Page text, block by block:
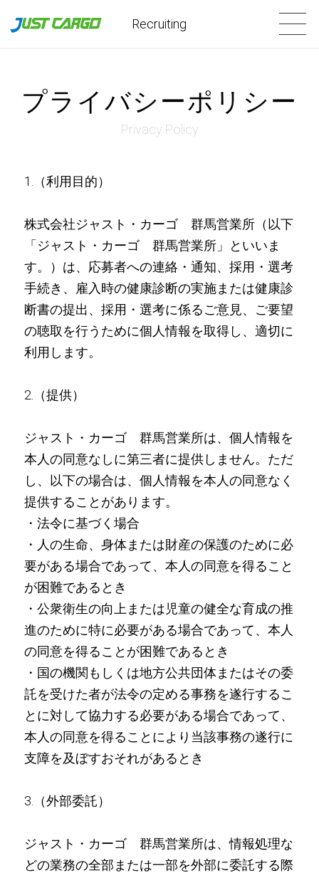
Recruiting
プライバシーポリシー
Privacy Policy
1.（利用目的）
株式会社ジャスト・カーゴ 群馬営業所（以下
「ジャスト・カーゴ 群馬営業所」といいま
す。）は、応募者への連絡・通知、採用・選考
手続き、雇入時の健康診断の実施または健康診
断書の提出、採用・選考に係るご意見、ご要望
の聴取を行うために個人情報を取得し、適切に
利用します。
2.（提供）
ジャスト・カーゴ 群馬営業所は、個人情報を
本人の同意なしに第三者に提供しません。ただ
し、以下の場合は、個人情報を本人の同意なく
提供することがあります。
・法令に基づく場合
・人の生命、身体または財産の保護のために必
要がある場合であって、本人の同意を得ること
が困難であるとき
・公衆衛生の向上または児童の健全な育成の推
進のために特に必要がある場合であって、本人
の同意を得ることが困難であるとき
・国の機関もしくは地方公共団体またはその委
託を受けた者が法令の定める事務を遂行するこ
とに対して協力する必要がある場合であって、
本人の同意を得ることにより当該事務の遂行に
支障を及ぼすおそれがあるとき
3.（外部委託）
ジャスト・カーゴ 群馬営業所は、情報処理な
どの業務の全部または一部を外部に委託する際